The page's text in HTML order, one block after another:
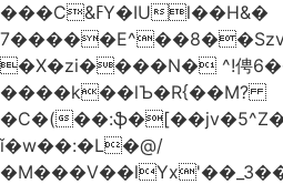
���C&ߓY�IUl��H&�
�X�zi����N� ^!俜
����k��lЪ�R{��M?
�C�(
ǐ�w��:�L�@/